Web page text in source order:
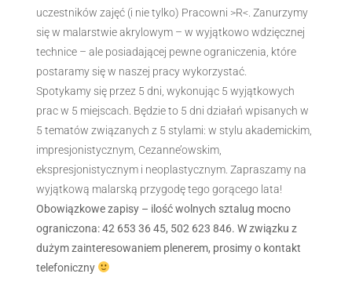
uczestników zajęć (i nie tylko) Pracowni >R<. Zanurzymy
się w malarstwie akrylowym – w wyjątkowo wdzięcznej
technice – ale posiadającej pewne ograniczenia, które
postaramy się w naszej pracy wykorzystać.
Spotykamy się przez 5 dni, wykonując 5 wyjątkowych
prac w 5 miejscach. Będzie to 5 dni działań wpisanych w
5 tematów związanych z 5 stylami: w stylu akademickim,
impresjonistycznym, Cezanne’owskim,
ekspresjonistycznym i neoplastycznym. Zapraszamy na
wyjątkową malarską przygodę tego gorącego lata!
Obowiązkowe zapisy – ilość wolnych sztalug mocno
ograniczona: 42 653 36 45, 502 623 846. W związku z
dużym zainteresowaniem plenerem, prosimy o kontakt
telefoniczny